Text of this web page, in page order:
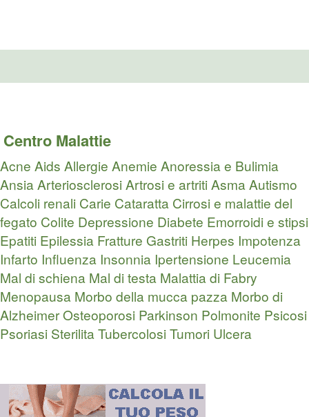
Centro Malattie
Acne Aids Allergie Anemie Anoressia e Bulimia
AnsiaArteriosclerosiArtrosi e artritiAsmaAutismo
Calcoli renali Carie Cataratta Cirrosi e malattie del
fegato Colite Depressione Diabete Emorroidi e stipsi
Epatiti Epilessia Fratture Gastriti Herpes Impotenza
Infarto Influenza Insonnia Ipertensione Leucemia
Mal di schiena Mal di testa Malattia di Fabry
Menopausa Morbo della mucca pazza Morbo di
AlzheimerOsteoporosi Parkinson Polmonite Psicosi
Psoriasi SterilitaTubercolosiTumori Ulcera